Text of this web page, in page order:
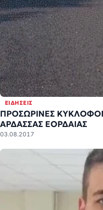
ΕΙΔΉΣΕΙΣ
ΠΡΟΣΩΡΙΝΕΣ
AΡΔΑΣΣΑΣ ΕΟΡΔΑΙΑΣ
03.08.2017